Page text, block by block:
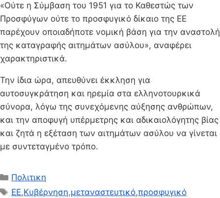
«Ούτε η Σύμβαση του 1951 για το Καθεστώς των
Προσφύγων ούτε το προσφυγικό δίκαιο της ΕΕ
παρέχουν οποιαδήποτε νομική βάση για την αναστολή
της καταγραφής αιτημάτων ασύλου», αναφέρει
χαρακτηριστικά.
Την ίδια ώρα, απευθύνει έκκληση για
αυτοσυγκράτηση και ηρεμία στα ελληνοτουρκικά
σύνορα, λόγω της συνεχόμενης αύξησης ανθρώπων,
και την αποφυγή υπέρμετρης και αδικαιολόγητης βίας
και ζητά η εξέταση των αιτημάτων ασύλου να γίνεται
με συντεταγμένο τρόπο.
Κατηγορίες
Πολιτικη
Ετικέτες
ΕΕ,Κυβέρνηση,μεταναστευτικό,προσφυγικό